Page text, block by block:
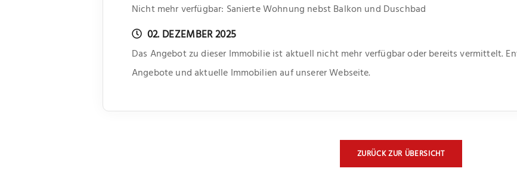
Nicht mehr verfügbar: Sanierte Wohnung nebst Balkon und Duschbad
02. DEZEMBER 2025
Das Angebot zu dieser Immobilie ist aktuell nicht mehr verfügbar oder bereits vermittelt.
Angebote und aktuelle Immobilien auf unserer Webseite.
ZURÜCK ZUR ÜBERSICHT